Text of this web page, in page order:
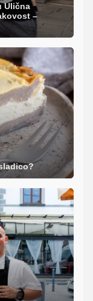
Ulična
–